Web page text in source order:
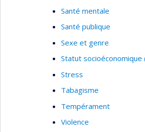
Santé mentale
Santé publique
Sexe et genre
Statut socioéconomique
Stress
Tabagisme
Tempérament
Violence